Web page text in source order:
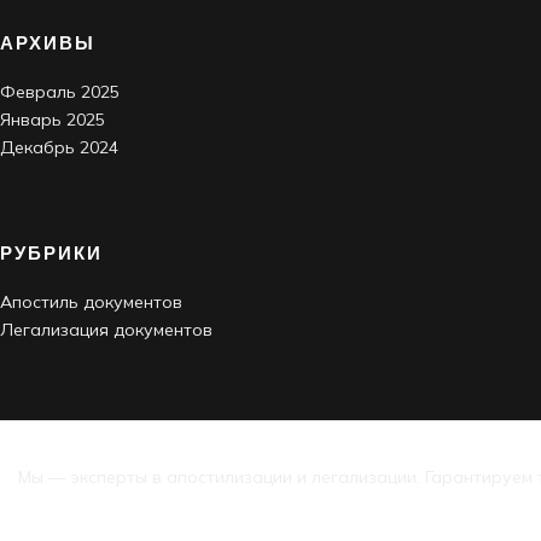
АРХИВЫ
Февраль 2025
Январь 2025
Декабрь 2024
РУБРИКИ
Апостиль документов
Легализация документов